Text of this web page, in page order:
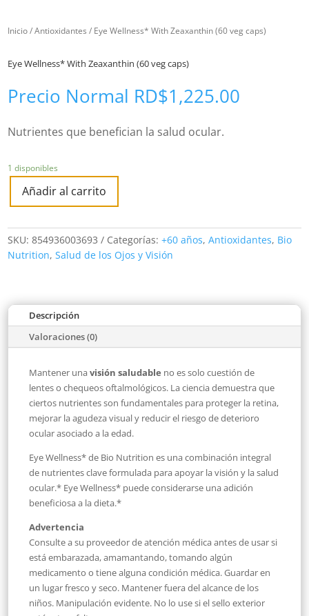
Inicio/Antioxidantes / Eye Wellness* With Zeaxanthin (60 veg caps)
Eye Wellness* With Zeaxanthin (60 veg caps)
Precio Normal RD$1,225.00
Nutrientes que benefician la salud ocular.
1 disponibles
Añadir al carrito
SKU:854936003693 Categorías:+60 años,Antioxidantes, Bio
Nutrition,Salud de los Ojos y Visión
Descripción
Valoraciones (0)
Mantener unavisión saludable no es solo cuestión de
lentes o chequeos oftalmológicos. La ciencia demuestra que
ciertos nutrientes son fundamentales para proteger la retina,
mejorar la agudeza visual y reducir el riesgo de deterioro
ocular asociado a la edad.
Eye Wellness* de Bio Nutrition es una combinación integral
de nutrientes clave formulada para apoyar la visión y la salud
ocular.* Eye Wellness* puede considerarse una adición
beneficiosa a la dieta.*
Advertencia
Consulte a su proveedor de atención médica antes de usar si
está embarazada, amamantando, tomando algún
medicamento o tiene alguna condición médica. Guardar en
un lugar fresco y seco. Mantener fuera del alcance de los
niños. Manipulación evidente. No lo use si el sello exterior